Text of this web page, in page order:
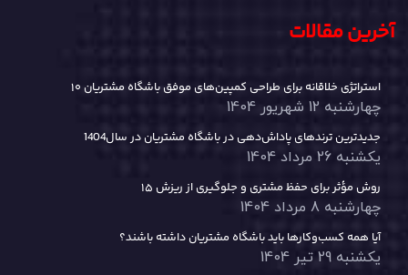
آخرین مقالات
۱۰ استراتژی خلاقانه برای طراحی کمپین‌های موفق باشگاه مشتریان
چهارشنبه 12 شهریور 1404
جدیدترین ترندهای پاداش‌دهی در باشگاه مشتریان در سال1404
یکشنبه 26 مرداد 1404
۱۵ روش مؤثر برای حفظ مشتری و جلوگیری از ریزش
چهارشنبه 8 مرداد 1404
آیا همه کسب‌وکارها باید باشگاه مشتریان داشته باشند؟
یکشنبه 29 تیر 1404